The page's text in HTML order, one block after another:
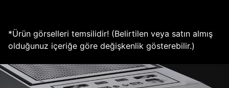
*Ürün görselleri temsilidir! (Belirtilen veya satın almış
olduğunuz içeriğe göre değişkenlik gösterebilir.)